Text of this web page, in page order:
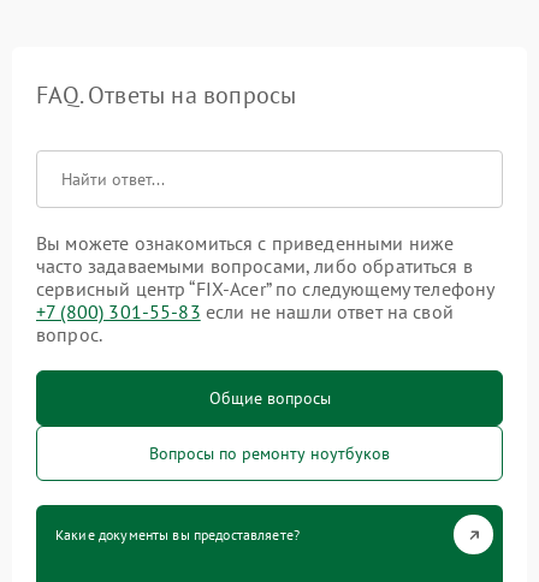
FAQ. Ответы на вопросы
Вы можете ознакомиться с приведенными ниже
часто задаваемыми вопросами, либо обратиться в
сервисный центр “FIX-Acer” по следующему телефону
+7 (800) 301-55-83 если не нашли ответ на свой
вопрос.
Общие вопросы
Вопросы по ремонту ноутбуков
Какие документы вы предоставляете?